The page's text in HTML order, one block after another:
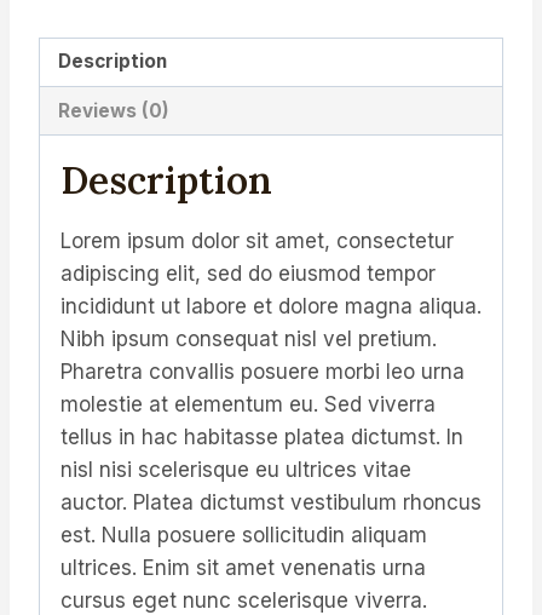
Description
Reviews (0)
Description
Lorem ipsum dolor sit amet, consectetur
adipiscing elit, sed do eiusmod tempor
incididunt ut labore et dolore magna aliqua.
Nibh ipsum consequat nisl vel pretium.
Pharetra convallis posuere morbi leo urna
molestie at elementum eu. Sed viverra
tellus in hac habitasse platea dictumst. In
nisl nisi scelerisque eu ultrices vitae
auctor. Platea dictumst vestibulum rhoncus
est. Nulla posuere sollicitudin aliquam
ultrices. Enim sit amet venenatis urna
cursus eget nunc scelerisque viverra.